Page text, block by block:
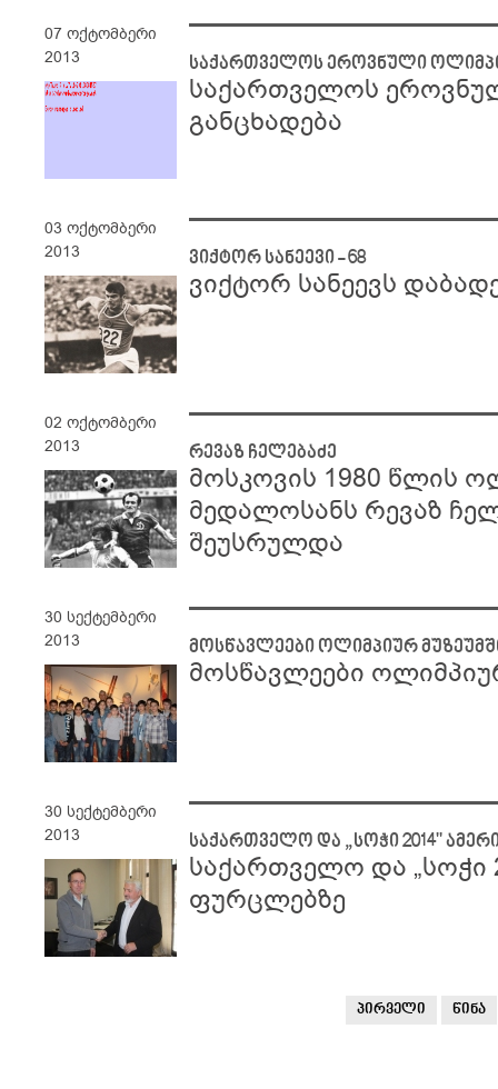
07 ოქტომბერი
2013
საქართველოს ეროვნული
საქართველოს
განცხადება
03 ოქტომბერი
2013
ვიქტორ სანეევი - 68
ვიქტორ სანეევს
02 ოქტომბერი
2013
რევაზ ჩელებაძე
მოსკოვის 1980 წლის
მედალოსანს რევაზ
შეუსრულდა
30 სექტემბერი
2013
მოსწავლეები ოლიმპიურ
მოსწავლეები
30 სექტემბერი
2013
საქართველო და „სოჭი 2014"
საქართველო და „სოჭი
ფურცლებზე
პირველი წინა